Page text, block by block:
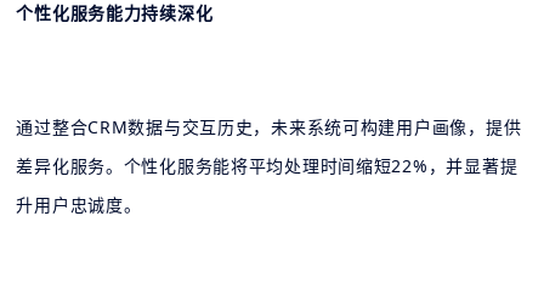
个性化服务能力持续深化
通过整合CRM数据与交互历史，未来系统可构建用户画像，提供
差异化服务。个性化服务能将平均处理时间缩短22%，并显著提
升用户忠诚度。